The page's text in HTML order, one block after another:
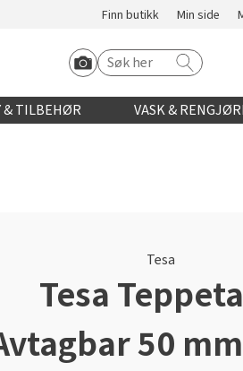
Finn butikk Min side
Start Roomvo
Søk etter:
& TILBEHØR VASK &
Tesa
Tesa
50